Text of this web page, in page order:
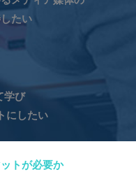
たい
学び
にしたい
トが必要か